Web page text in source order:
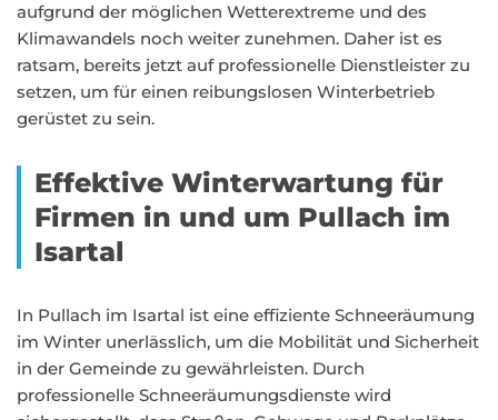
aufgrund der möglichen Wetterextreme und des
Klimawandels noch weiter zunehmen. Daher ist es
ratsam, bereits jetzt auf professionelle Dienstleister zu
setzen, um für einen reibungslosen Winterbetrieb
gerüstet zu sein.
Effektive Winterwartung für
Firmen in und um Pullach im
Isartal
In Pullach im Isartal ist eine effiziente Schneeräumung
im Winter unerlässlich, um die Mobilität und Sicherheit
in der Gemeinde zu gewährleisten. Durch
professionelle Schneeräumungsdienste wird